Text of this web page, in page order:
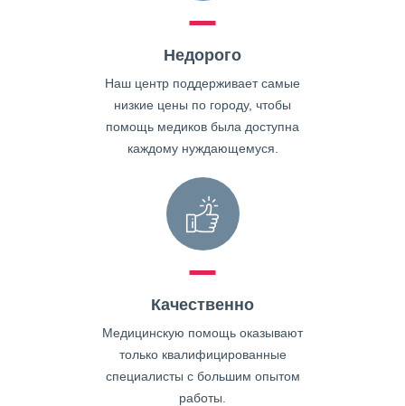
Недорого
Наш центр поддерживает самые
низкие цены по городу, чтобы
помощь медиков была доступна
каждому нуждающемуся.
Качественно
Медицинскую помощь оказывают
только квалифицированные
специалисты с большим опытом
работы.